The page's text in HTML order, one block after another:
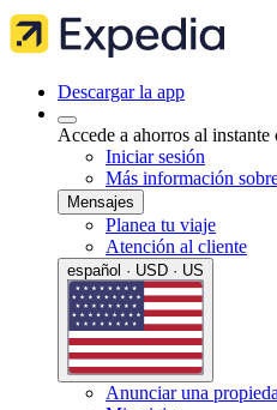
Descargar la app
Accede a ahorros al
Iniciar sesión
Más información
Mensajes
Planea tu viaje
Atención al cliente
español · USD · US
Anunciar una